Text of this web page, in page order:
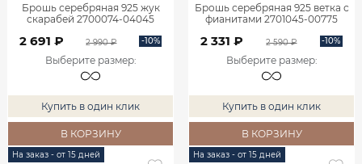
Брошь серебряная 925 жук
скарабей 2700074-04045
2 691 ₽ 2 990 ₽ -10%
Выберите размер:
Купить в один клик
В КОРЗИНУ
Брошь серебряная 925 ветка с
фианитами 2701045-00775
2 331 ₽ 2 590 ₽ -10%
Выберите размер:
Купить в один клик
В КОРЗИНУ
На заказ - от 15 дней На заказ - от 15 дней